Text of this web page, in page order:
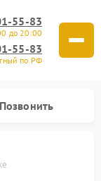
55-83
до 20:00
55-83
по РФ
Позвонить